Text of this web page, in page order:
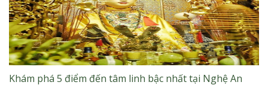
Khám phá 5 điểm đến tâm linh bậc nhất tại Nghệ An